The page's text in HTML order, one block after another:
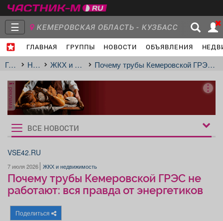
☰ КЕМЕРОВСКАЯ ОБЛАСТЬ - КУЗБАСС
ГЛАВНАЯ ГРУППЫ НОВОСТИ ОБЪЯВЛЕНИЯ
Главная
Группы
Объявления Недвижимость Услуги
Работа Транспорт Компании
ГлавнаяНовостиЖКХ и недвижимость Почему трубы Кемеровской ГРЭС не работают: вся правда от энергетиков
реклама
Рукбрики
новостей
ВСЕ НОВОСТИ
VSE42.RU
7 июля 2026 ЖКХ и недвижимость
Почему трубы Кемеровской ГРЭС не
работают: вся правда от энергетиков
Поделиться